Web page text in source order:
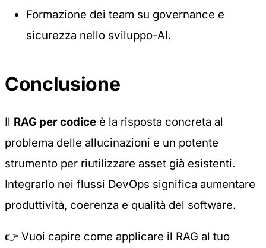
Formazione dei team su governance e
sicurezza nello sviluppo-AI.
Conclusione
Il RAG per codice è la risposta concreta al
problema delle allucinazioni e un potente
strumento per riutilizzare asset già esistenti.
Integrarlo nei flussi DevOps significa aumentare
produttività, coerenza e qualità del software.
👉 Vuoi capire come applicare il RAG al tuo